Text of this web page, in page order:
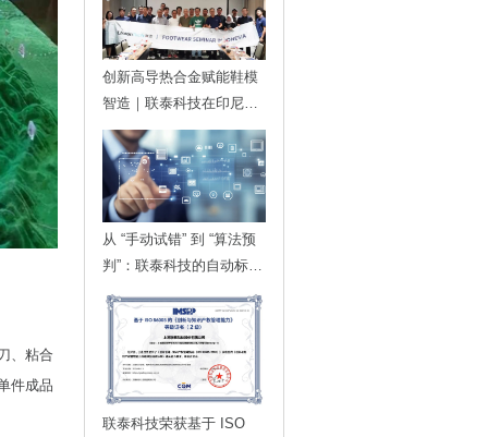
、粘合
件成品
创新高导热合金赋能鞋模
智造｜联泰科技在印尼发
布金属3D打印落地方案
从 “手动试错” 到 “算法预
判”：联泰科技的自动标定
技术，如何为智能制造划
定更高的行业标准？
联泰科技荣获基于 ISO